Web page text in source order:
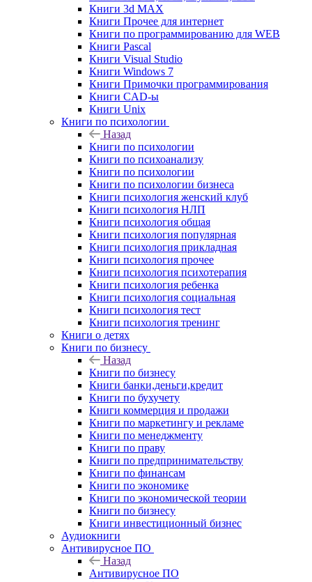
Книги 3d MAX
Книги Прочее для интернет
Книги по программированию для WEB
Книги Pascal
Книги Visual Studio
Книги Windows 7
Книги Примочки программирования
Книги CAD-ы
Книги Unix
Книги по психологии
Назад
Книги по психологии
Книги по психоанализу
Книги по психологии
Книги по психологии бизнеса
Книги психология женский клуб
Книги психология НЛП
Книги психология общая
Книги психология популярная
Книги психология прикладная
Книги психология прочее
Книги психология психотерапия
Книги психология ребенка
Книги психология социальная
Книги психология тест
Книги психология тренинг
Книги о детях
Книги по бизнесу
Назад
Книги по бизнесу
Книги банки,деньги,кредит
Книги по бухучету
Книги коммерция и продажи
Книги по маркетингу и рекламе
Книги по менеджменту
Книги по праву
Книги по предпринимательству
Книги по финансам
Книги по экономике
Книги по экономической теории
Книги по бизнесу
Книги инвестиционный бизнес
Аудиокниги
Антивирусное ПО
Назад
Антивирусное ПО